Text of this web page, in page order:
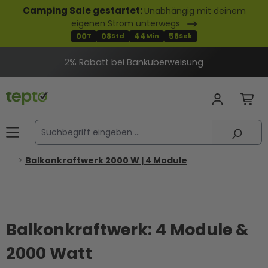
springen
Camping Sale gestartet: Unabhängig mit deinem
eigenen Strom unterwegs
00T 08Std 44Min 57Sek
2% Rabatt bei Banküberweisung
Balkonkraftwerk 2000 W | 4 Module
Balkonkraftwerk: 4 Module &
2000 Watt